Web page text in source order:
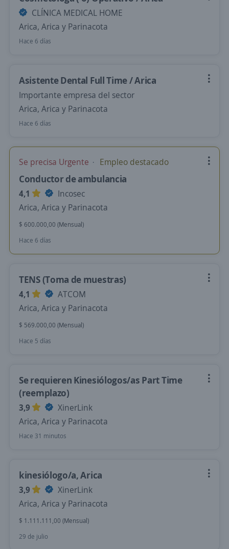
CLÍNICA MEDICAL HOME
Arica, Arica y Parinacota
Hace 6 días
Asistente Dental Full Time / Arica
Importante empresa del sector
Arica, Arica y Parinacota
Hace 6 días
Se precisa Urgente Empleo destacado
Conductor de ambulancia
4,1
Incosec
Arica, Arica y Parinacota
$ 600.000,00 (Mensual)
Hace 6 días
TENS (Toma de muestras)
4,1
ATCOM
Arica, Arica y Parinacota
$ 569.000,00 (Mensual)
Hace 5 días
Se requieren Kinesiólogos/as Part Time
(reemplazo)
3,9
XinerLink
Arica, Arica y Parinacota
Hace 31 minutos
kinesiólogo/a, Arica
3,9
XinerLink
Arica, Arica y Parinacota
$ 1.111.111,00 (Mensual)
29 de julio